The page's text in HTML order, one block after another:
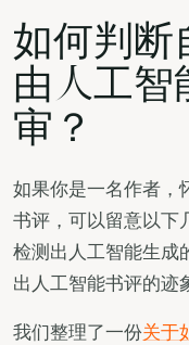
如何判断
由人工智
审？
如果你是一名作者，
书评，可以留意以下
检测出人工智能生成
出人工智能书评的迹
我们整理了一份关于